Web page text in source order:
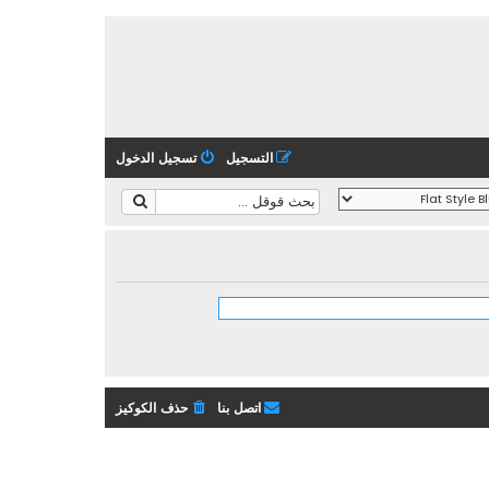
تسجيل الدخول التسجيل
حذف الكوكيز اتصل بنا